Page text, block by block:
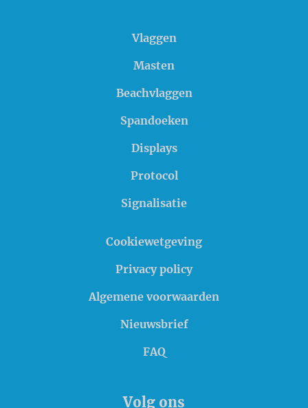
Vlaggen
Masten
Beachvlaggen
Spandoeken
Displays
Protocol
Signalisatie
Cookiewetgeving
Privacy policy
Algemene voorwaarden
Nieuwsbrief
FAQ
Volg ons